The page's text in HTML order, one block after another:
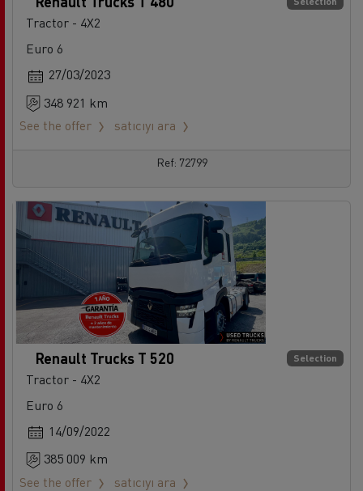
Tractor - 4X2
Euro 6
27/03/2023
348 921 km
See the offer
satıcıyı ara
Ref: 72799
Selection
Renault Trucks T 520
Tractor - 4X2
Euro 6
14/09/2022
385 009 km
See the offer
satıcıyı ara